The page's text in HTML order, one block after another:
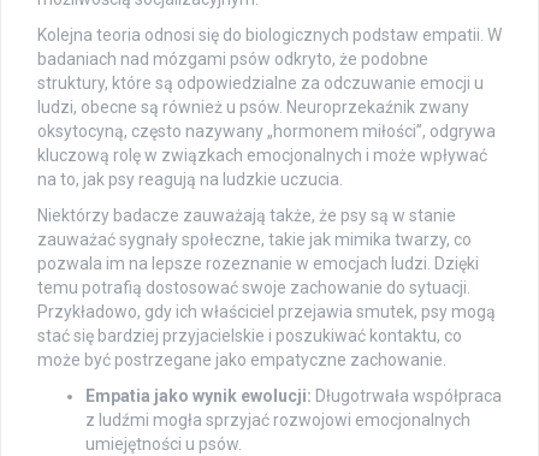
Kolejna teoria odnosi się do biologicznych podstaw empatii. W
badaniach nad mózgami psów odkryto, że podobne
struktury, które są odpowiedzialne za odczuwanie emocji u
ludzi, obecne są również u psów. Neuroprzekaźnik zwany
oksytocyną, często nazywany „hormonem miłości”, odgrywa
kluczową rolę w związkach emocjonalnych i może wpływać
na to, jak psy reagują na ludzkie uczucia.
Niektórzy badacze zauważają także, że psy są w stanie
zauważać sygnały społeczne, takie jak mimika twarzy, co
pozwala im na lepsze rozeznanie w emocjach ludzi. Dzięki
temu potrafią dostosować swoje zachowanie do sytuacji.
Przykładowo, gdy ich właściciel przejawia smutek, psy mogą
stać się bardziej przyjacielskie i poszukiwać kontaktu, co
może być postrzegane jako empatyczne zachowanie.
Empatia jako wynik ewolucji: Długotrwała współpraca
z ludźmi mogła sprzyjać rozwojowi emocjonalnych
umiejętności u psów.